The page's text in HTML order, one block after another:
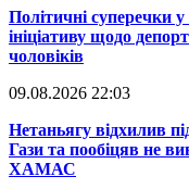
​Політичні суперечки
ініціативу щодо
чоловіків
09.08.2026 22:03
​Нетаньягу відхилив
Гази та пообіцяв не
ХАМАС